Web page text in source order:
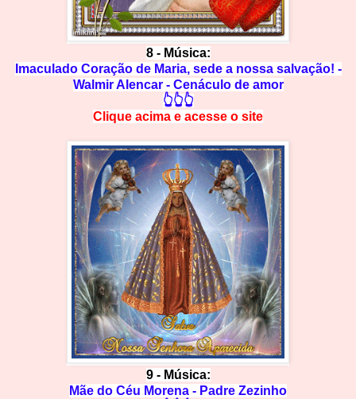
8 - Música:
Imaculado Coração de Maria, sede a nossa salvação! -
Walmir Alencar - Cenáculo de amor
👆👆👆
Clique acima e acesse o site
9 - Música:
Mãe do Céu Morena - Padre Zezinho